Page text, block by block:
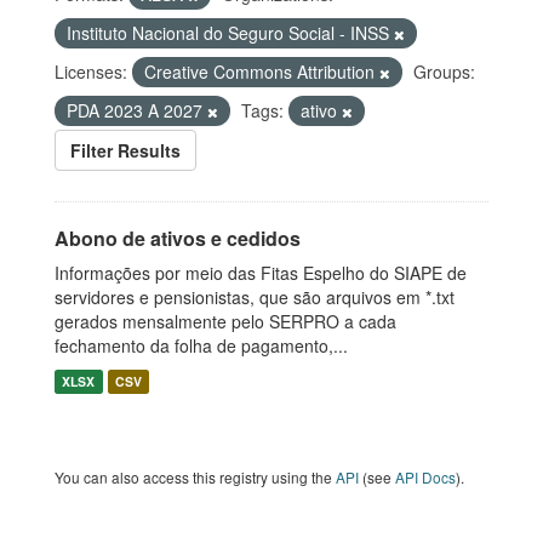
Instituto Nacional do Seguro Social - INSS
Licenses:
Creative Commons Attribution
Groups:
PDA 2023 A 2027
Tags:
ativo
Filter Results
Abono de ativos e cedidos
Informações por meio das Fitas Espelho do SIAPE de
servidores e pensionistas, que são arquivos em *.txt
gerados mensalmente pelo SERPRO a cada
fechamento da folha de pagamento,...
XLSX CSV
You can also access this registry using the API (see API Docs).